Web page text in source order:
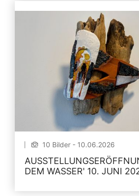
10 Bilder - 10.06.2026
DEM WASSER' 10. JUNI